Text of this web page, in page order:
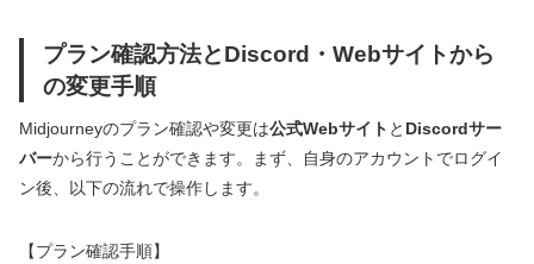
プラン確認方法とDiscord・Webサイトから
の変更手順
Midjourneyのプラン確認や変更は公式Webサイト と Discordサー
バーから行うことができます。まず、自身のアカウントでログイ
ン後、以下の流れで操作します。
【プラン確認手順】